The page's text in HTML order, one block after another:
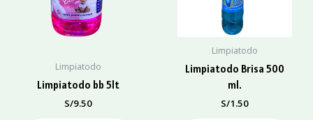
Limpiatodo
Limpiatodo bb 5lt
S/9.50
Limpiatodo
Limpiatodo Brisa 500
ml.
S/1.50